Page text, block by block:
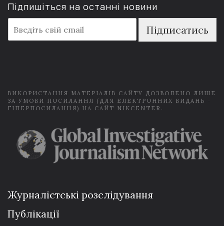
Підпишіться на останні новини
m
a
Підписатись
ВИКОРИСТАННЯ МАТЕРІАЛІВ САЙТУ ДОЗВОЛЕНО ЛИШЕ
ЗА УМОВИ ПОСИЛАННЯ (ДЛЯ ЕЛЕКТРОННИХ ВИДАНЬ -
ГІПЕРПОСИЛАННЯ) НА САЙТ NIKCENTER.
Журналістські розслідування
Публікації